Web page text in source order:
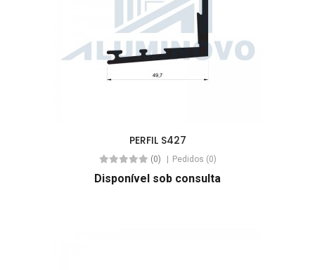
PERFIL S427
(0) Pedidos (0)
Disponível sob consulta